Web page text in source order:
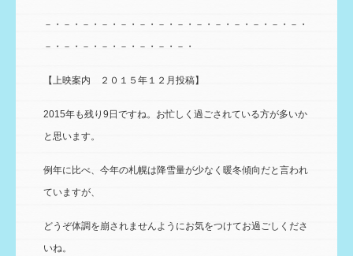
－・－・－・－・－・－・－・－・－・－・－・－・－・－・
－・－・－・－・－・－・－・－・
【上映案内 ２０１５年１２月投稿】
2015年も残り9日ですね。お忙しく過ごされている方が多いか
と思います。
例年に比べ、今年の札幌は降雪量が少なく暖冬傾向だと言われ
ていますが、
どうぞ体調を崩されませんようにお気をつけてお過ごしくださ
いね。